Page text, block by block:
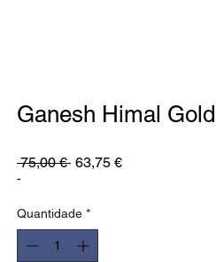
Ganesh Himal
75,00 € Preço
63,75 €Preço
-
Quantidade *